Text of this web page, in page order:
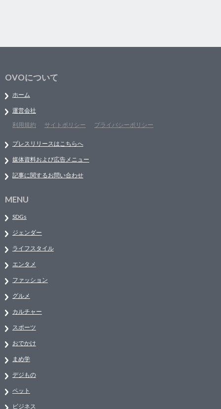
OVOについて
ホーム
運営会社
利用規約
サイトポリシー プライバシーポリシー
プレスリリースはこちらへ
媒体資料および広告メニュー
記事に関するお問い合わせ
MENU
SDGs
ジェンダー
ライフスタイル
エンタメ
ファッション
グルメ
カルチャー
スポーツ
おでかけ
まめ学
デジもの
ペット
ビジネス